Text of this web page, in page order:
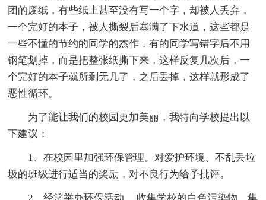
团的废纸，有些纸上甚至没有写一个字，却被人丢弃，
一个完好的本子，被人撕裂后塞满了下水道，这些都是
一些不懂的节约的同学的杰作，有的同学写错字后不用
钢笔划掉，而是把整张纸撕下来，这样反复几次后，一
个完好的本子就所剩无几了，之后丢掉，这样就形成了
恶性循环。
为了能让我们的校园更加美丽，我特向学校提出以
下建议：
1、在校园里加强环保管理。对爱护环境、不乱丢垃
圾的班级进行适当的奖励，对不良行为给予批评。